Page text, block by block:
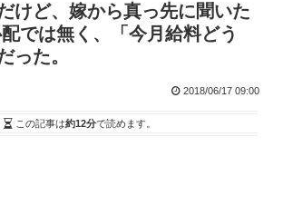
けど、嫁から真っ先に聞いた
では無く、「今月給料どう
った。
2018/06/17 09:00
この記事は約12分で読めます。